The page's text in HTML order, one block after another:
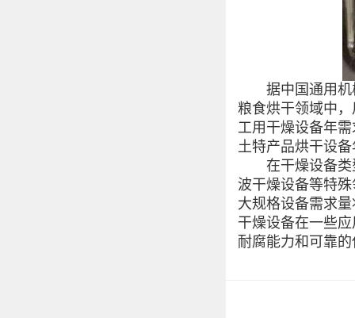
据中国通用机械
粮食烘干领域中
工用干燥设备年
土特产品烘干设
在干燥设备类型
波干燥设备等特
大规格设备需求
干燥设备在一些
耐腐能力和可靠